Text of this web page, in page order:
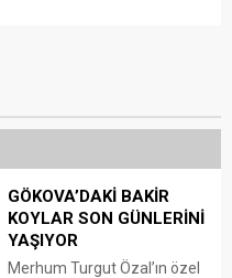
GÖKOVA’DAKİ BAKİR
KOYLAR SON GÜNLERİNİ
YAŞIYOR
Merhum Turgut Özal’ın özel